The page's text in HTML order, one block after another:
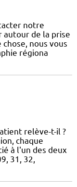
notre
autour de la prise
nous vous
régiona
relève-t-il ?
chaque
à l'un des deux
31, 32,